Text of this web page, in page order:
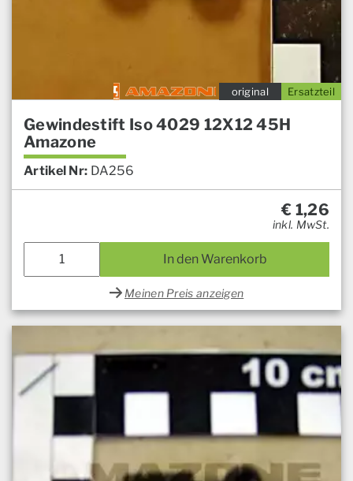
Ersatzteil
original
Gewindestift Iso 4029 12X12 45H
Amazone
Artikel Nr: DA256
€ 1,26
inkl. MwSt.
In den Warenkorb
Meinen Preis anzeigen